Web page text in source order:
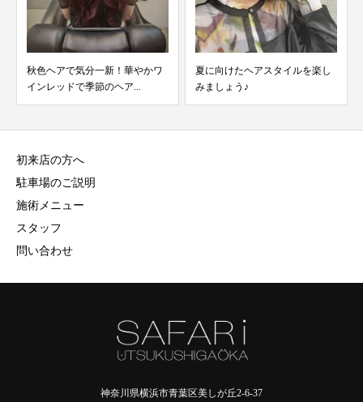
秋色ヘアで気分一新！華やかワ
インレッドで季節のヘア...
夏に向けたヘアスタイルを楽し
みましょう♪
初来店の方へ
駐車場のご説明
施術メニュー
スタッフ
問い合わせ
神奈川県横浜市青葉区美しが丘2-6-37